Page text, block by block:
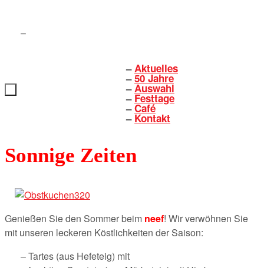
springen
Inhalt
springen
Aktuelles
50 Jahre
Auswahl
Festtage
Café
Kontakt
Sonnige Zeiten
Genießen Sie den Sommer beim neef! Wir verwöhnen Sie
mit unseren leckeren Köstlichkeiten der Saison:
Tartes (aus Hefeteig) mit